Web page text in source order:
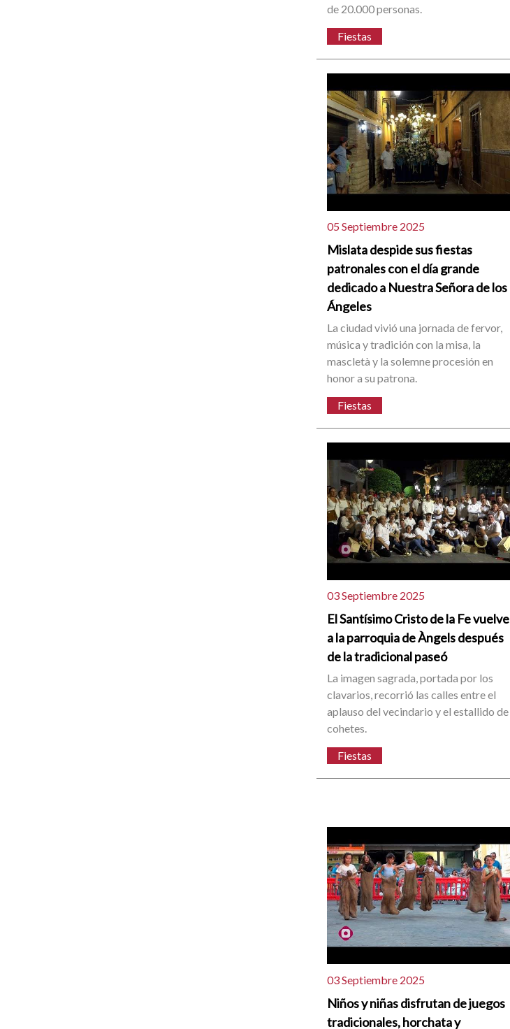
de 20.000 personas.
Fiestas
05 Septiembre 2025
Mislata despide sus fiestas
patronales con el día grande
dedicado a Nuestra Señora de los
Ángeles
La ciudad vivió una jornada de fervor,
música y tradición con la misa, la
mascletà y la solemne procesión en
honor a su patrona.
Fiestas
03 Septiembre 2025
El Santísimo Cristo de la Fe vuelve
a la parroquia de Àngels después
de la tradicional paseó
La imagen sagrada, portada por los
clavarios, recorrió las calles entre el
aplauso del vecindario y el estallido de
cohetes.
Fiestas
03 Septiembre 2025
Niños y niñas disfrutan de juegos
tradicionales, horchata y